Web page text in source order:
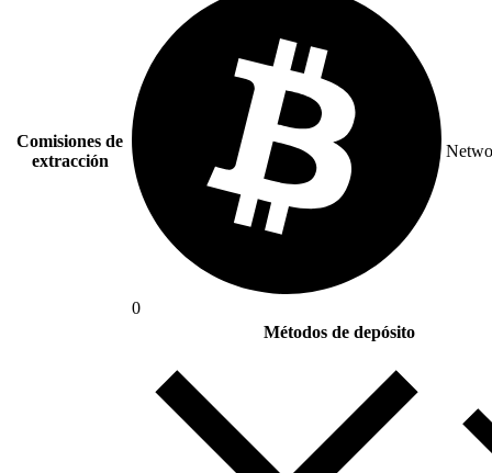
Comisiones de
extracción
0
Métodos de depósito